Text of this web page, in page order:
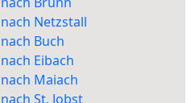
Netzstall
Buch
Eibach
Maiach
St. Jobst